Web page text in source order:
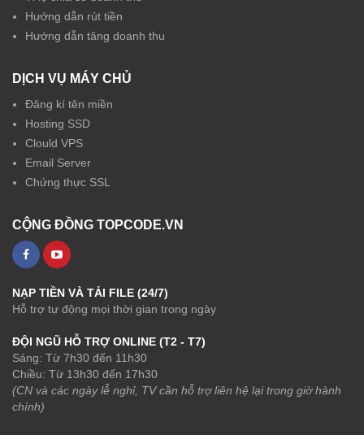
Hướng dẫn rút tiền
Hướng dẫn tăng doanh thu
DỊCH VỤ MÁY CHỦ
Đăng kí tên miền
Hosting SSD
Clould VPS
Email Server
Chứng thực SSL
CỘNG ĐỒNG TOPCODE.VN
NẠP TIỀN VÀ TẢI FILE (24/7)
Hỗ trợ tự động mọi thời gian trong ngày
ĐỘI NGŨ HỖ TRỢ ONLINE (T2 - T7)
Sáng: Từ 7h30 đến 11h30
Chiều: Từ 13h30 đến 17h30
(CN và các ngày lễ nghỉ, TV cần hỗ trợ liên hệ lại trong giờ hành
chính)